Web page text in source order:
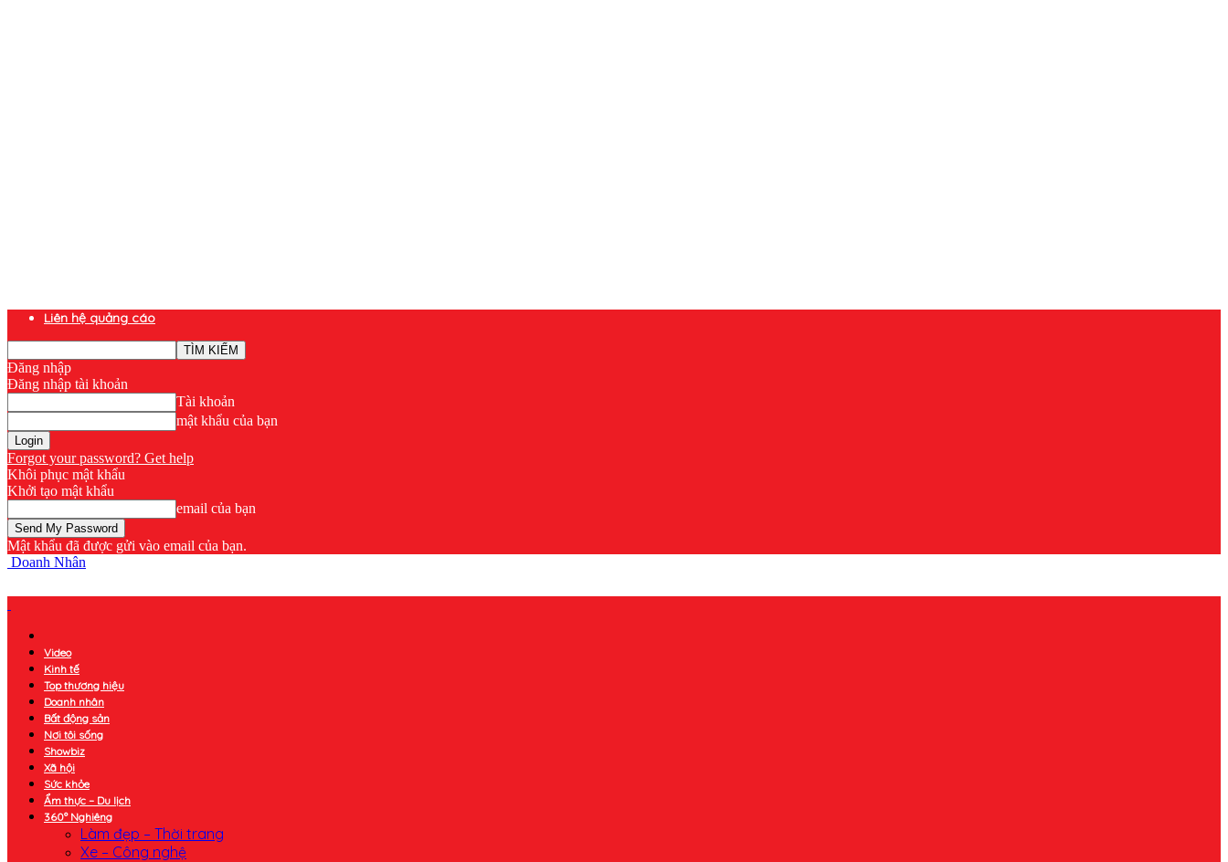
Liên hệ quảng cáo
Đăng nhập
Đăng nhập tài khoản
Tài khoản
mật khẩu của bạn
Forgot your password? Get help
Khôi phục mật khẩu
Khởi tạo mật khẩu
email của bạn
Mật khẩu đã được gửi vào email của bạn.
Doanh Nhân
Video
Kinh tế
Top thương hiệu
Doanh nhân
Bất động sản
Nơi tôi sống
Showbiz
Xã hội
Sức khỏe
Ẩm thực – Du lịch
360° Nghiêng
Làm đẹp – Thời trang
Xe – Công nghệ